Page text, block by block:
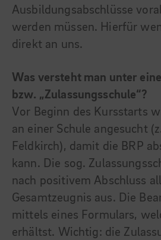
Ausbildungsabschlüsse
werden müssen. Hierfür
direkt an uns.
Was versteht man unter
bzw. „Zulassungsschule“?
Vor Beginn des Kursstarts
an einer Schule angesucht
Feldkirch), damit die BRP
kann. Die sog.
nach positivem Abschluss
Gesamtzeugnis aus. Die
mittels eines Formulars,
erhältst. Wichtig: die